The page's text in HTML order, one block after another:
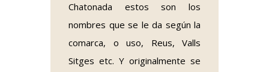
Chatonada estos son los
nombres que se le da según la
comarca, o uso, Reus, Valls
Sitges etc. Y originalmente se